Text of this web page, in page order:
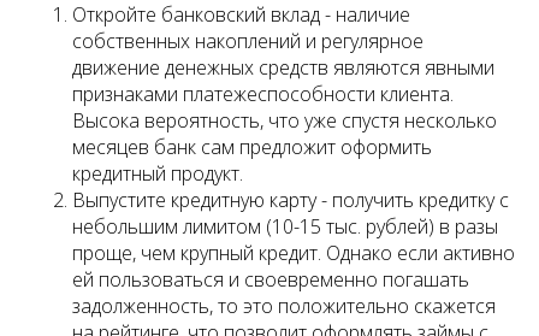
Откройте банковский вклад - наличие
собственных накоплений и регулярное
движение денежных средств являются явными
признаками платежеспособности клиента.
Высока вероятность, что уже спустя несколько
месяцев банк сам предложит оформить
кредитный продукт.
Выпустите кредитную карту - получить кредитку с
небольшим лимитом (10-15 тыс. рублей) в разы
проще, чем крупный кредит. Однако если активно
ей пользоваться и своевременно погашать
задолженность, то это положительно скажется